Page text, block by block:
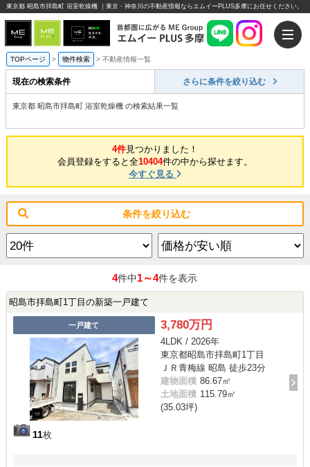
東京都 昭島市拝島町 浴室乾燥機 ｜東京・神奈川の不動産情報ならエムイーPLUS多摩にお任せください。
TOPページ > 物件検索 > 不動産情報一覧
現在の検索条件 さらに条件を絞り込む
東京都 昭島市拝島町 浴室乾燥機 の検索結果一覧
4件見つかりました！
会員登録をすると全10404件の中から探せます。
今すぐ見る
条件を絞り込む
4件中1～4件を表示
昭島市拝島町1丁目の新築一戸建て
一戸建て
11枚
3,780万円
4LDK / 2026年
東京都昭島市拝島町1丁目
ＪＲ青梅線 昭島 徒歩23分
建物面積 86.67㎡
土地面積 115.79㎡
(35.03坪)